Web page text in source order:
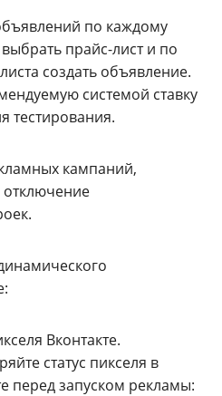
по каждому
прайс-лист и по
создать объявление.
системой ставку
тестирования.
кампаний,
отключение
Вконтакте.
статус пикселя в
перед запуском рекламы: